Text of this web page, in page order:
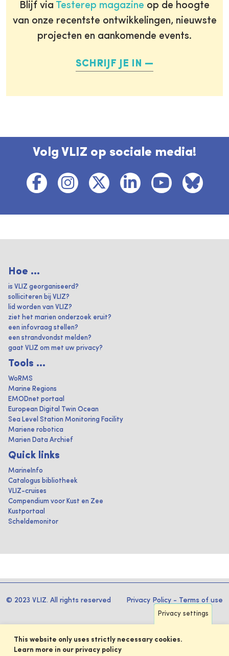
Blijf via Testerep magazine op de hoogte
van onze recentste ontwikkelingen, nieuwste
projecten en aankomende events.
SCHRIJF JE IN
Volg VLIZ op sociale media!
Hoe ...
is VLIZ georganiseerd?
solliciteren bij VLIZ?
lid worden van VLIZ?
ziet het marien onderzoek eruit?
een infovraag stellen?
een strandvondst melden?
gaat VLIZ om met uw privacy?
Tools ...
WoRMS
Marine Regions
EMODnet portaal
European Digital Twin Ocean
Sea Level Station Monitoring Facility
Mariene robotica
Marien Data Archief
Quick links
MarineInfo
Catalogus bibliotheek
VLIZ-cruises
Compendium voor Kust en Zee
Kustportaal
Scheldemonitor
© 2023 VLIZ. All rights reserved Privacy Policy - Terms of use
Privacy settings
This website only uses strictly necessary cookies.
Learn more in our privacy policy